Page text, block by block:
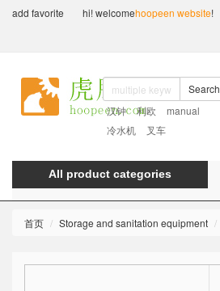
add favorite hi! welcomehoopeen website!
Search
汉钟
利欧
manual
冷水机
叉车
All product categories
首页 Storage and sanitation equipment